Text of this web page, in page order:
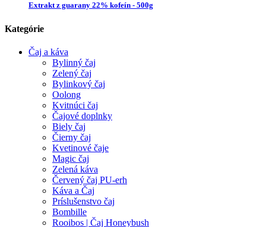
Extrakt z guarany 22% kofeín - 500g
Kategórie
Čaj a káva
Bylinný čaj
Zelený čaj
Bylinkový čaj
Oolong
Kvitnúci čaj
Čajové doplnky
Biely čaj
Čierny čaj
Kvetinové čaje
Magic čaj
Zelená káva
Červený čaj PU-erh
Káva a Čaj
Príslušenstvo čaj
Bombille
Rooibos | Čaj Honeybush